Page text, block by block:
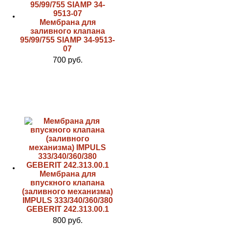
Мембрана для
заливного клапана
95/99/755 SIAMP 34-9513-
07
700 руб.
Мембрана для
впускного клапана
(заливного механизма)
IMPULS 333/340/360/380
GEBERIT 242.313.00.1
800 руб.